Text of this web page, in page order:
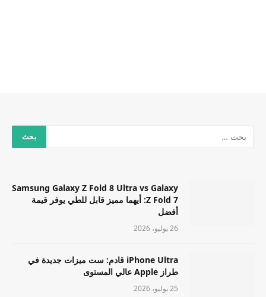
Samsung Galaxy Z Fold 8 Ultra vs Galaxy
Z Fold 7: أيهما مميز قابل للطي يوفر قيمة
أفضل
26 يوليو، 2026
iPhone Ultra قادم: ست ميزات جديدة في
طراز Apple عالي المستوى
25 يوليو، 2026